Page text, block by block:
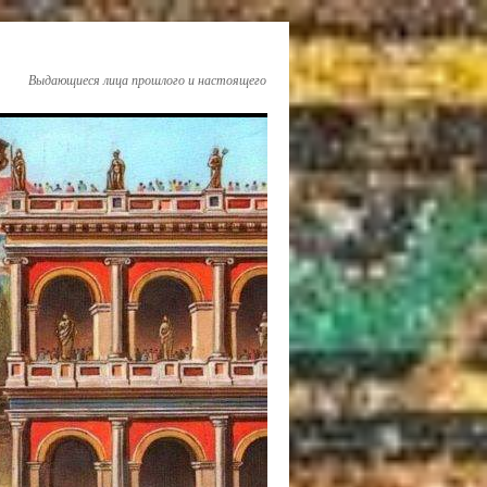
Выдающиеся лица прошлого и настоящего